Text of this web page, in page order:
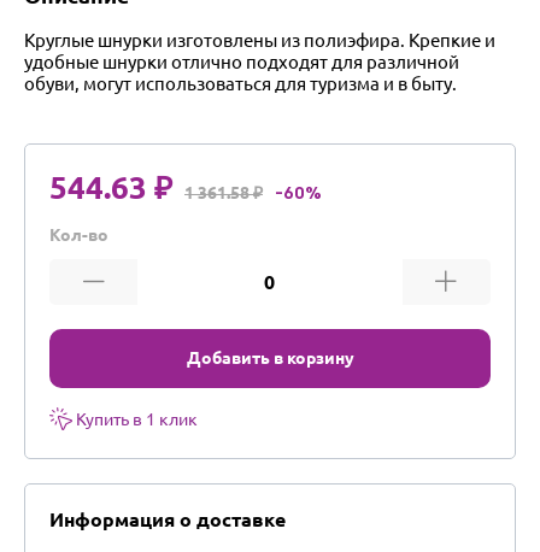
Круглые шнурки изготовлены из полиэфира. Крепкие и
удобные шнурки отлично подходят для различной
обуви, могут использоваться для туризма и в быту.
544.63 ₽ 1 361.58 ₽ -60%
Кол-во
Добавить в корзину
Купить в 1 клик
Информация о доставке